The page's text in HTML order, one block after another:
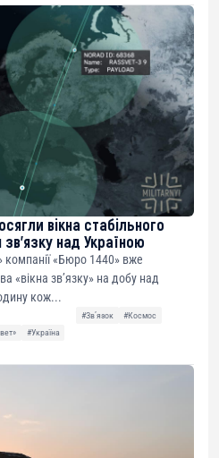
вікна стабільного
над Україною
компанії «Бюро 1440» вже
зв’язку» на добу над
кож...
#Звʼязок
#Космос
#Україна